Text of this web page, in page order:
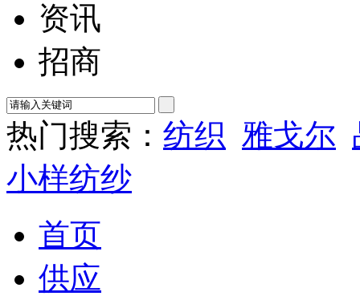
资讯
招商
热门搜索： 纺织 雅戈尔
小样纺纱
首页
供应